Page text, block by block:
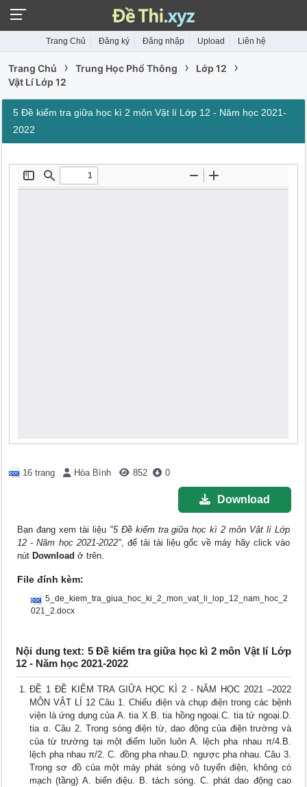
Trang Chủ Đăng ký Đăng nhập Upload Liên hệ
Trang Chủ › Trung Học Phổ Thông › Lớp 12 ›
Vật Lí Lớp 12
5 Đề kiểm tra giữa học kì 2 môn Vật lí Lớp 12 - Năm học 2021-
2022
16 trang Hòa Bình 852 0
Download
Bạn đang xem tài liệu "5 Đề kiểm tra giữa học kì 2 môn Vật lí Lớp
12 - Năm học 2021-2022", để tải tài liệu gốc về máy hãy click vào
nút Download ở trên.
File đính kèm:
5_de_kiem_tra_giua_hoc_ki_2_mon_vat_li_lop_12_nam_hoc_2
021_2.docx
Nội dung text: 5 Đề kiểm tra giữa học kì 2 môn Vật lí Lớp
12 - Năm học 2021-2022
ĐỀ 1 ĐỀ KIỂM TRA GIỮA HỌC KÌ 2 - NĂM HỌC 2021 –2022
MÔN VẬT LÍ 12 Câu 1. Chiếu điện và chụp điện trong các bệnh
viện là ứng dụng của A. tia X.B. tia hồng ngoại.C. tia tử ngoại.D.
tia α. Câu 2. Trong sóng điện từ, dao động của điện trường và
của từ trường tại một điểm luôn luôn A. lệch pha nhau π/4.B.
lệch pha nhau π/2. C. đồng pha nhau.D. ngược pha nhau. Câu 3.
Trong sơ đồ của một máy phát sóng vô tuyến điện, không có
mạch (tầng) A. biến điệu. B. tách sóng. C. phát dao động cao